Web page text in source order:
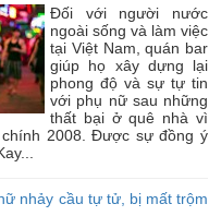
Đối với người nước
ngoài sống và làm việc
tại Việt Nam, quán bar
giúp họ xây dựng lại
phong độ và sự tự tin
với phụ nữ sau những
thất bại ở quê nhà vì
2008. Được sự đồng ý
nhảy cầu tự tử, bị mất trộm